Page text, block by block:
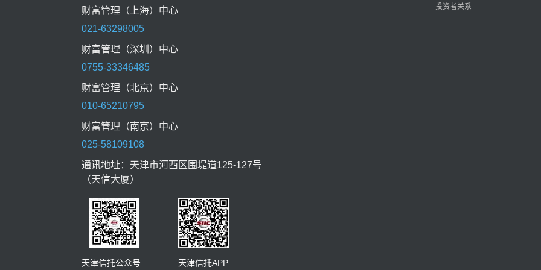
财富管理（上海）中心
021-63298005
财富管理（深圳）中心
0755-33346485
财富管理（北京）中心
010-65210795
财富管理（南京）中心
025-58109108
通讯地址：天津市河西区围堤道125-127号
（天信大厦）
天津信托公众号 天津信托APP
投资者关系